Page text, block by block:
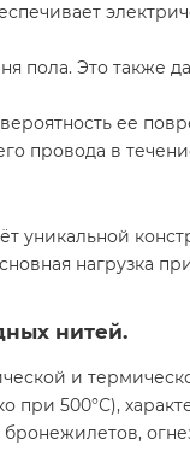
пола. Это также
ее
провода в
уникальной
нагрузка
нитей.
и
при 500°С),
бронежилетов,